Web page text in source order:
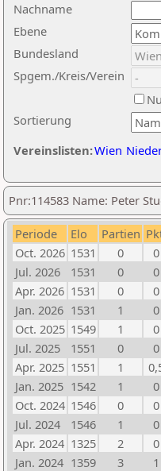
Nachname
Ebene
Sortierung
Bundesland
Spgem./Kreis/Verein
Vereinslisten:Wien
Pnr:114583 Name: Peter
Periode Elo Partien
Oct. 2026 1531 0
0
Jul. 2026
1531 0
0
Apr. 2026 1531 0
0
Jan. 2026 1531 1
0
Oct. 2025 1549 1
0
Jul. 2025
1551 0
0
Apr. 2025 1551 1
Jan. 2025 1542 1
0
Oct. 2024 1546 0
0
Jul. 2024
1546 1
0
Apr. 2024 1325 2
0
Jan. 2024 1359 3
1